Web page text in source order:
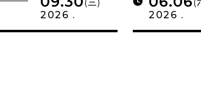
2026 .
2026 .